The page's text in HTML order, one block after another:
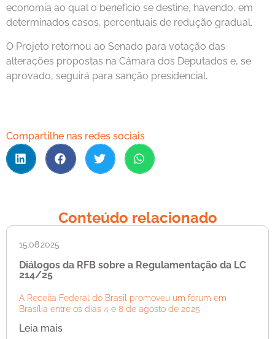
economia ao qual o benefício se destine, havendo, em
determinados casos, percentuais de redução gradual.
O Projeto retornou ao Senado para votação das
alterações propostas na Câmara dos Deputados e, se
aprovado, seguirá para sanção presidencial.
Compartilhe nas redes sociais
Conteúdo relacionado
15.08.2025
Diálogos da RFB sobre a Regulamentação da LC
214/25
A Receita Federal do Brasil promoveu um fórum em
Brasília entre os dias 4 e 8 de agosto de 2025
Leia mais